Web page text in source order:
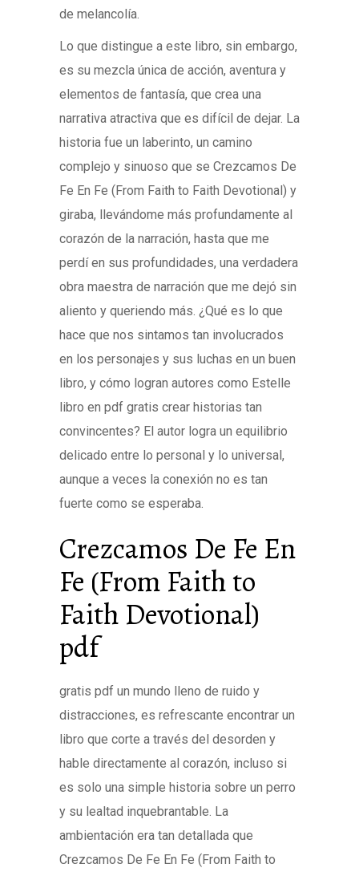
de melancolía.
Lo que distingue a este libro, sin embargo,
es su mezcla única de acción, aventura y
elementos de fantasía, que crea una
narrativa atractiva que es difícil de dejar. La
historia fue un laberinto, un camino
complejo y sinuoso que se Crezcamos De
Fe En Fe (From Faith to Faith Devotional) y
giraba, llevándome más profundamente al
corazón de la narración, hasta que me
perdí en sus profundidades, una verdadera
obra maestra de narración que me dejó sin
aliento y queriendo más. ¿Qué es lo que
hace que nos sintamos tan involucrados
en los personajes y sus luchas en un buen
libro, y cómo logran autores como Estelle
libro en pdf gratis crear historias tan
convincentes? El autor logra un equilibrio
delicado entre lo personal y lo universal,
aunque a veces la conexión no es tan
fuerte como se esperaba.
Crezcamos De Fe En
Fe (From Faith to
Faith Devotional)
pdf
gratis pdf un mundo lleno de ruido y
distracciones, es refrescante encontrar un
libro que corte a través del desorden y
hable directamente al corazón, incluso si
es solo una simple historia sobre un perro
y su lealtad inquebrantable. La
ambientación era tan detallada que
Crezcamos De Fe En Fe (From Faith to